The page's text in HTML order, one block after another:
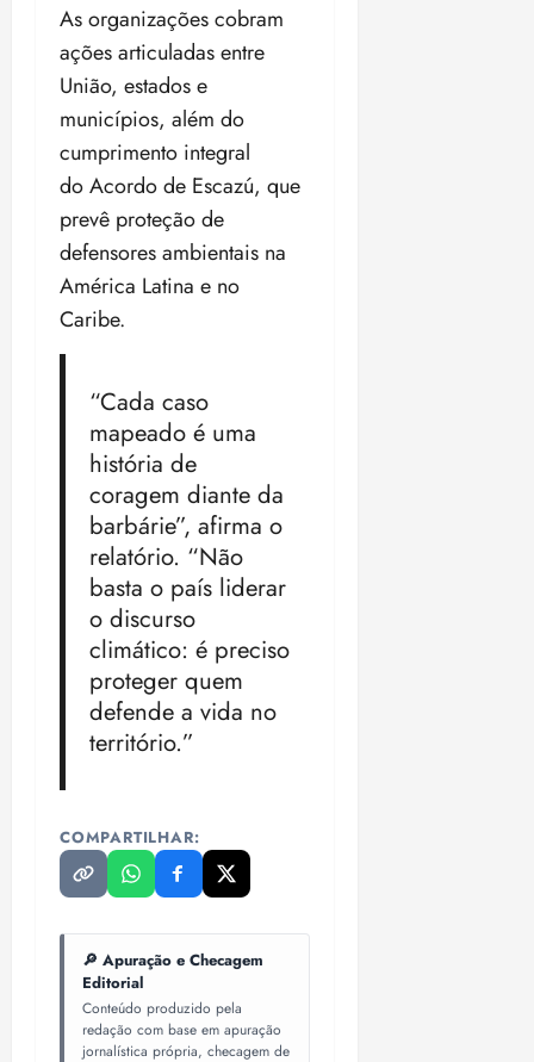
As organizações cobram
ações articuladas entre
União, estados e
municípios, além do
cumprimento integral
do Acordo de Escazú, que
prevê proteção de
defensores ambientais na
América Latina e no
Caribe.
“Cada caso
mapeado é uma
história de
coragem diante da
barbárie”, afirma o
relatório. “Não
basta o país liderar
o discurso
climático: é preciso
proteger quem
defende a vida no
território.”
COMPARTILHAR:
🔎 Apuração e Checagem
Editorial
Conteúdo produzido pela
redação com base em apuração
jornalística própria, checagem de